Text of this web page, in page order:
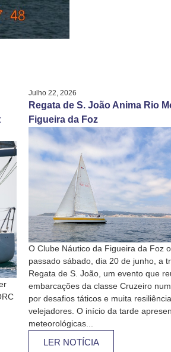
Julho 22, 2026
Regata de S. João Anima Rio
Figueira da Foz
O Clube Náutico da Figueira da Foz
passado sábado, dia 20 de junho, a
Regata de S. João, um evento que
embarcações da classe Cruzeiro
por desafios táticos e muita
velejadores. O início da tarde
meteorológicas...
LER NOTÍCIA